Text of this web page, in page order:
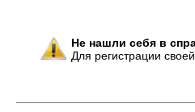
Не нашли себя в
Для регистрации